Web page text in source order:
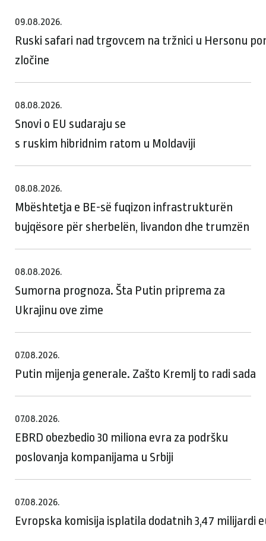
09.08.2026.
Ruski safari nad trgovcem na tržnici u Hersonu
zločine
08.08.2026.
Snovi o EU sudaraju se
s ruskim hibridnim ratom u Moldaviji
08.08.2026.
Mbështetja e BE-së fuqizon infrastrukturën
bujqësore për sherbelën, livandon dhe trumzën
08.08.2026.
Sumorna prognoza. Šta Putin priprema za
Ukrajinu ove zime
07.08.2026.
Putin mijenja generale. Zašto Kremlj to radi sada
07.08.2026.
EBRD obezbedio 30 miliona evra za podršku
poslovanja kompanijama u Srbiji
07.08.2026.
Evropska komisija isplatila dodatnih 3,47 milijardi